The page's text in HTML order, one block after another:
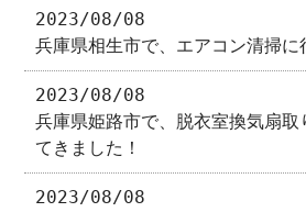
2023/08/08
兵庫県相生市で、エアコン清掃に
2023/08/08
兵庫県姫路市で、脱衣室換気扇取
てきました！
2023/08/08